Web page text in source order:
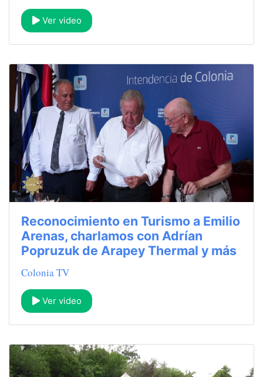
Ver video
Reconocimiento en Turismo a Emilio
Arenas, charlamos con Adrían
Popruzuk de Arapey Thermal y más
Colonia TV
Ver video